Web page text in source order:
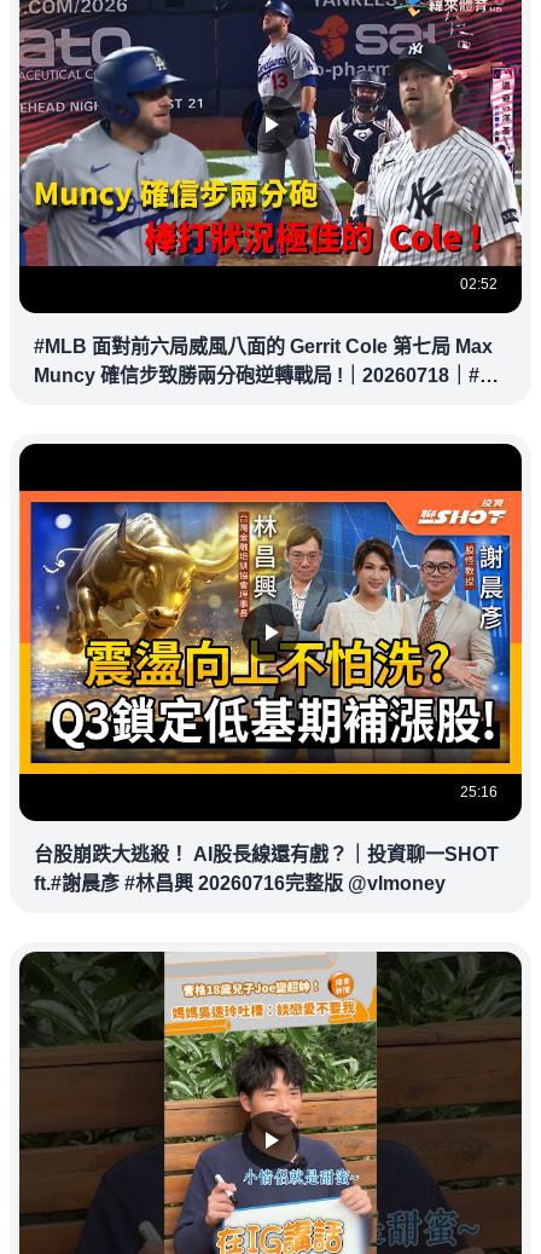
02:52
#MLB 面對前六局威風八面的 Gerrit Cole 第七局 Max
Muncy 確信步致勝兩分砲逆轉戰局 !｜20260718｜#洛
25:16
台股崩跌大逃殺！ AI股長線還有戲？｜投資聊一SHOT
ft.#謝晨彥 #林昌興 20260716完整版 @vlmoney